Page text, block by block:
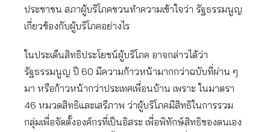
ประชาชน สภาผู้บริโภคชวนทำความเข้าใจว่า รัฐธรรมนูญ
เกี่ยวข้องกับผู้บริโภคอย่างไร
ในประเด็นสิทธิประโยชน์ผู้บริโภค อาจกล่าวได้ว่า
รัฐธรรมนูญ ปี 60 มีความก้าวหน้ามากกว่าฉบับที่ผ่าน ๆ
มา หรือก้าวหน้ากว่าประเทศเพื่อนบ้าน เพราะ ในมาตรา
46 หมวดสิทธิและเสรีภาพ ว่าผู้บริโภคมีสิทธิในการรวม
กลุ่มเพื่อจัดตั้งองค์กรที่เป็นอิสระ เพื่อพิทักษ์สิทธิของตนเอง